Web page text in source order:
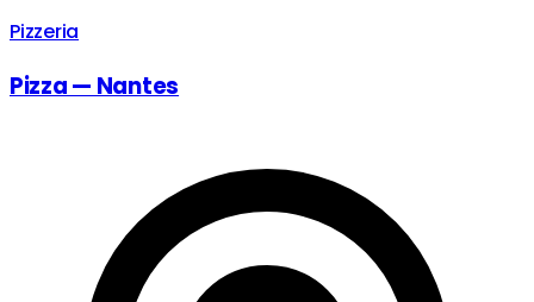
Pizzeria
Pizza — Nantes